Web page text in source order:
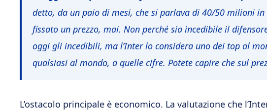
detto, da un paio di mesi, che si parlava di 40/50 milioni in
fissato un prezzo, mai. Non perché sia incedibile il
oggi gli incedibili, ma l’Inter lo considera uno dei top al
qualsiasi al mondo, a quelle cifre. Potete capire che sul
L’ostacolo principale è economico. La valutazione che